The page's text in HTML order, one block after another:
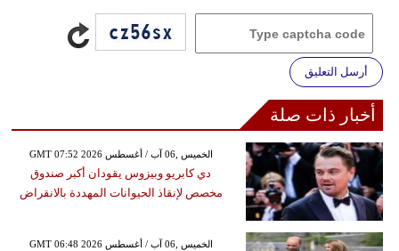
أرسل التعليق
أخبار ذات صلة
GMT 07:52 2026 الخميس ,06 آب / أغسطس
دي كابريو وبيزوس يقودان أكبر صندوق
مخصص لإنقاذ الحيوانات المهددة بالانقراض
GMT 06:48 2026 الخميس ,06 آب / أغسطس